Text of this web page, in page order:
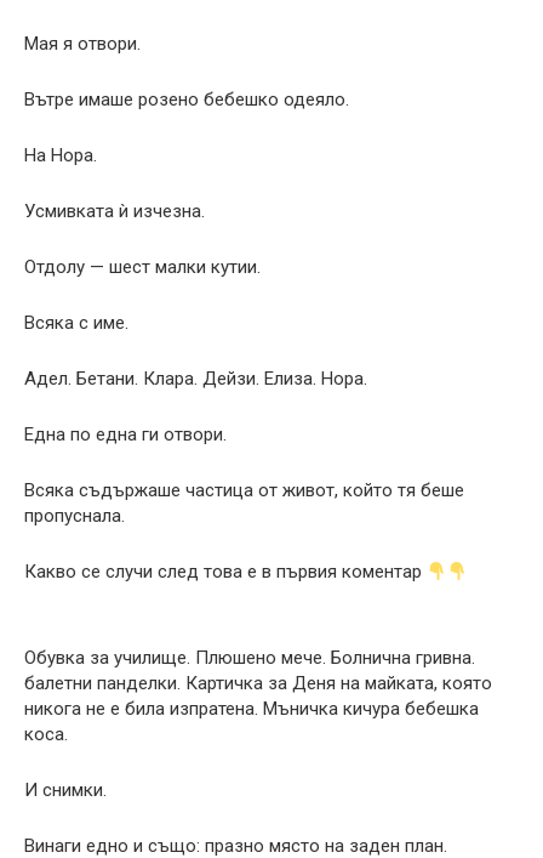
Мая я отвори.
Вътре имаше розено бебешко одеяло.
На Нора.
Усмивката ѝ изчезна.
Отдолу — шест малки кутии.
Всяка с име.
Адел. Бетани. Клара. Дейзи. Елиза. Нора.
Една по една ги отвори.
Всяка съдържаше частица от живот, който тя беше
пропуснала.
Какво се случи след това е в първия коментар
Обувка за училище. Плюшено мече. Болнична гривна.
балетни панделки. Картичка за Деня на майката, която
никога не е била изпратена. Мъничка кичура бебешка
коса.
И снимки.
Винаги едно и също: празно място на заден план.